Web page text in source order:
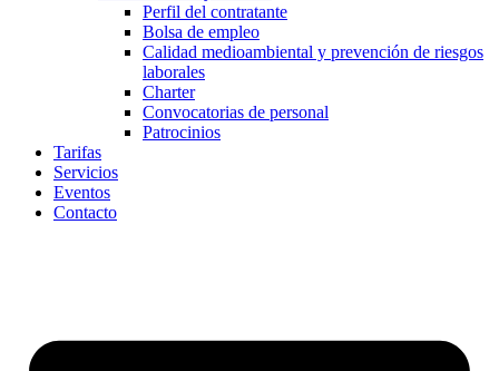
Perfil del contratante
Bolsa de empleo
Calidad medioambiental y prevención de riesgos
laborales
Charter
Convocatorias de personal
Patrocinios
Tarifas
Servicios
Eventos
Contacto